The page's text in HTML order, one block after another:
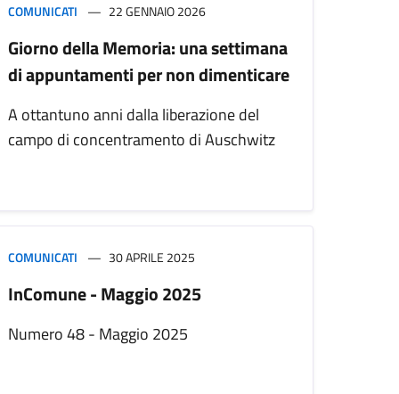
COMUNICATI 22 GENNAIO 2026
Giorno della Memoria: una settimana
di appuntamenti per non dimenticare
A ottantuno anni dalla liberazione del
campo di concentramento di Auschwitz
COMUNICATI 30 APRILE 2025
InComune - Maggio 2025
Numero 48 - Maggio 2025